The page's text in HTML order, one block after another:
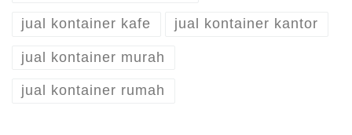
jual kontainer kafe jual kontainer kantor
jual kontainer murah
jual kontainer rumah